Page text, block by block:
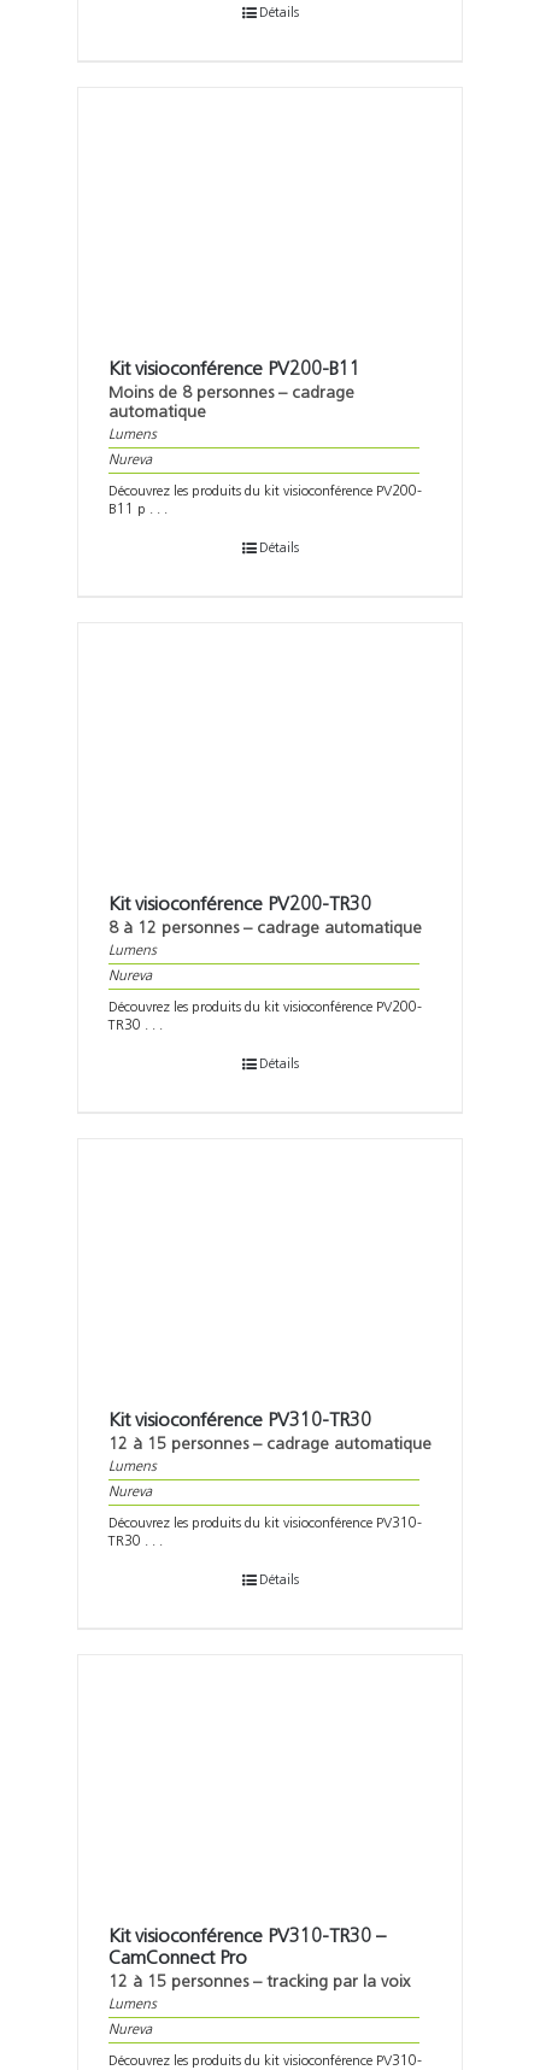
Détails
Kit visioconférence PV200-B11
Moins de 8 personnes – cadrage
automatique
Lumens
Nureva
Découvrez les produits du kit visioconférence PV200-
B11 p . . .
Détails
Kit visioconférence PV200-TR30
8 à 12 personnes – cadrage automatique
Lumens
Nureva
Découvrez les produits du kit visioconférence PV200-
TR30 . . .
Détails
Kit visioconférence PV310-TR30
12 à 15 personnes – cadrage automatique
Lumens
Nureva
Découvrez les produits du kit visioconférence PV310-
TR30 . . .
Détails
Kit visioconférence PV310-TR30 –
CamConnect Pro
12 à 15 personnes – tracking par la voix
Lumens
Nureva
Découvrez les produits du kit visioconférence PV310-